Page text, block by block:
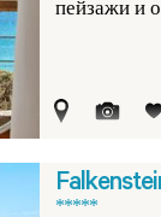
пейзажи и
*****